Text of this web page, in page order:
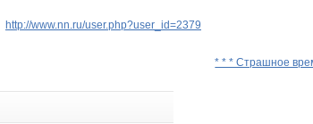
http://www.nn.ru/user.php?user_id=2379
* * * Страшное